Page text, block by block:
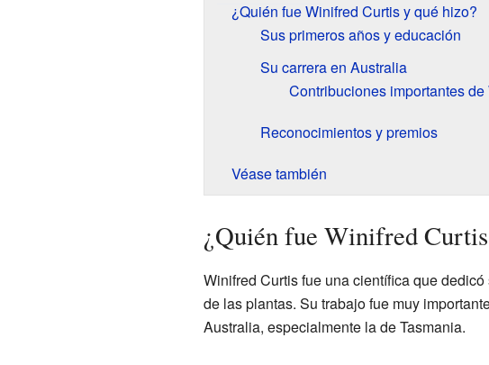
¿Quién fue Winifred Curtis y qué hizo?
Sus primeros años y educación
Su carrera en Australia
Contribuciones importantes
Reconocimientos y premios
Véase también
¿Quién fue Winifred
Winifred Curtis fue una científica que
de las plantas. Su trabajo fue muy
Australia, especialmente la de Tasmania.